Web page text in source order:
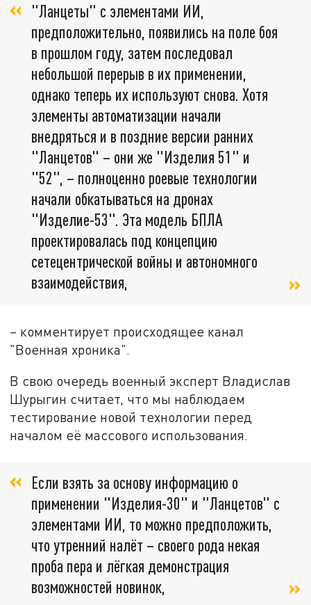
"Ланцеты" с элементами ИИ,
предположительно, появились на поле боя
в прошлом году, затем последовал
небольшой перерыв в их применении,
однако теперь их используют снова. Хотя
элементы автоматизации начали
внедряться и в поздние версии ранних
"Ланцетов" – они же "Изделия 51" и
"52", – полноценно роевые технологии
начали обкатываться на дронах
"Изделие-53". Эта модель БПЛА
проектировалась под концепцию
сетецентрической войны и автономного
взаимодействия,
– комментирует происходящее канал
"Военная хроника".
В свою очередь военный эксперт Владислав
Шурыгин считает, что мы наблюдаем
тестирование новой технологии перед
началом её массового использования.
Если взять за основу информацию о
применении "Изделия-30" и "Ланцетов" с
элементами ИИ, то можно предположить,
что утренний налёт – своего рода некая
проба пера и лёгкая демонстрация
возможностей новинок,